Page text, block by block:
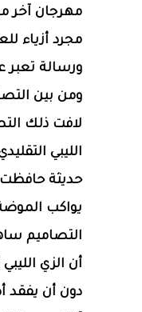
مهرجان آخر
مجرد أزياء
ورسالة تعبر
ومن بين
لافت ذلك
الليبي
حديثة حافظت
يواكب
التصاميم
أن الزي
دون أن يفقد